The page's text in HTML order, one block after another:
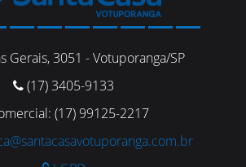
Gerais, 3051 - Votuporanga/SP
(17) 3405-9133
(17) 99125-2217